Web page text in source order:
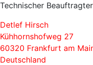
Technischer
Detlef Hirsch
Kühhornshofweg 27
60320 Frankfurt am
Deutschland